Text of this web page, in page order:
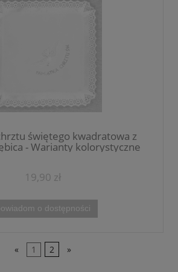
świętego kwadratowa z
- Warianty kolorystyczne
19,90 zł
o dostępności
« 1 2 »